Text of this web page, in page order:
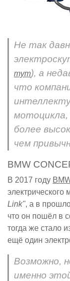
Не так
тут), а
что
более
чем
BMW
В 2017 году
электрического
Link", а в
что он пошёл в
тогда же стало
ещё один
Возможно,
именно